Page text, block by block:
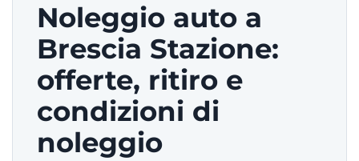
Noleggio auto a
Brescia Stazione:
offerte, ritiro e
condizioni di
noleggio